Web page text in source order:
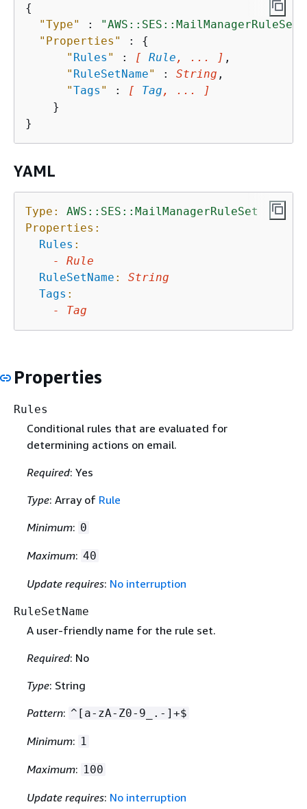
{
"Type"
: "AWS::SES::MailManagerRuleSet"
"Properties"
: {
" Rules " : [ Rule , ... ] ,
" RuleSetName" : String ,
"Tags " : [ Tag , ... ]
    }
YAML
Type:
AWS::SES::MailManagerRuleSet
Properties:
Rules :
-
Rule
RuleSetName :
String
Tags :
-
Tag
Properties
Rules
Conditional rules that are evaluated for
determining actions on email.
Required: Yes
Type: Array of Rule
Minimum: 0
Maximum: 40
Update requires: No interruption
RuleSetName
A user-friendly name for the rule set.
Required: No
Type: String
Pattern: ^[a-zA-Z0-9_.-]+$
Minimum: 1
Maximum: 100
Update requires: No interruption